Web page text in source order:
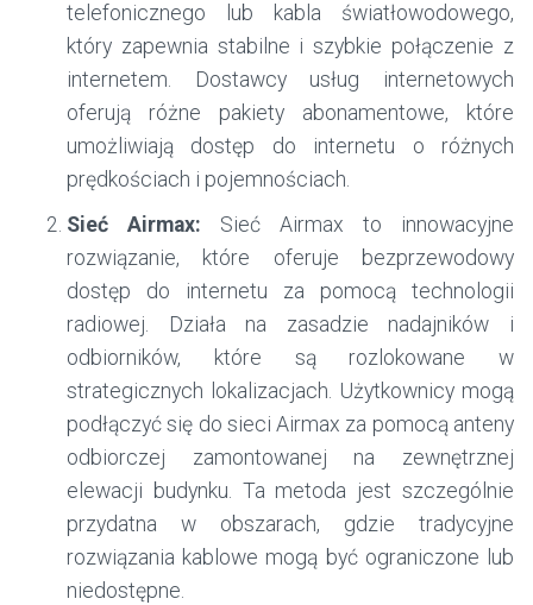
telefonicznego lub kabla światłowodowego,
który zapewnia stabilne i szybkie połączenie z
internetem. Dostawcy usług internetowych
oferują różne pakiety abonamentowe, które
umożliwiają dostęp do internetu o różnych
prędkościach i pojemnościach.
Sieć Airmax: Sieć Airmax to innowacyjne
rozwiązanie, które oferuje bezprzewodowy
dostęp do internetu za pomocą technologii
radiowej. Działa na zasadzie nadajników i
odbiorników, które są rozlokowane w
strategicznych lokalizacjach. Użytkownicy mogą
podłączyć się do sieci Airmax za pomocą anteny
odbiorczej zamontowanej na zewnętrznej
elewacji budynku. Ta metoda jest szczególnie
przydatna w obszarach, gdzie tradycyjne
rozwiązania kablowe mogą być ograniczone lub
niedostępne.